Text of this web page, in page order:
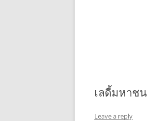
เลดี้มหาชน
Leave a reply